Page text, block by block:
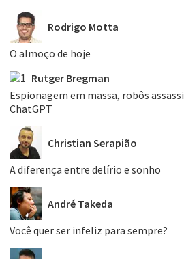
Rodrigo Motta
O almoço de hoje
Rutger Bregman
Espionagem em massa, robôs
ChatGPT
Christian Serapião
A diferença entre delírio e sonho
André Takeda
Você quer ser infeliz para sempre?